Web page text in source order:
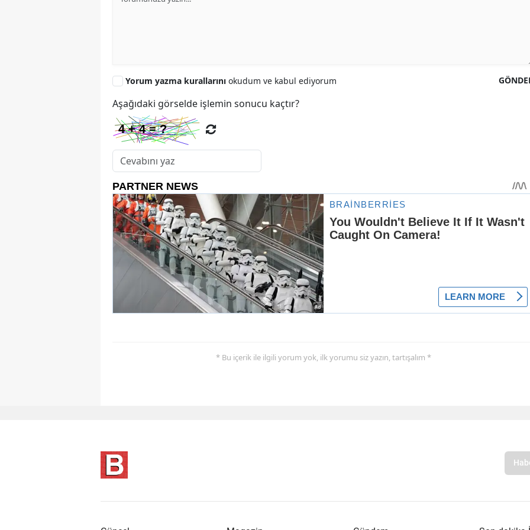
Yorum yazma kurallarını okudum ve kabul ediyorum
Aşağıdaki görselde işlemin sonucu kaçtır?
* Bu içerik ile ilgili yorum yok, ilk yorumu siz yazın, tartışalım *